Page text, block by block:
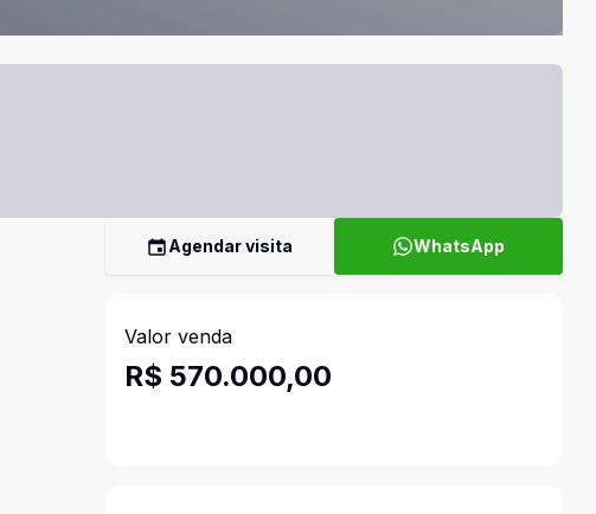
Agendar visita WhatsApp
Valor venda
R$ 570.000,00